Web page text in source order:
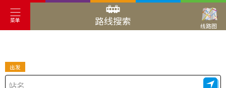
菜单 路线搜索 线路图
出发